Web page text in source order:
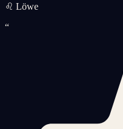
♌ Löwe
“